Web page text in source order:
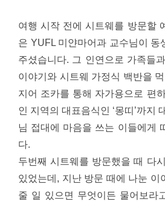
여행 시작 전에 시트웨를 방문할
은 YUFL 미얀마어과 교수님이 동
주셨습니다. 그 인연으로 가족들
이야기와 시트웨 가정식 백반을
지어 조카를 통해 자가용으로 편
인 지역의 대표음식인 ‘몽띠’까지
님 접대에 마음을 쓰는 이들에게
다.
두번째 시트웨를 방문했을 때 다
있었는데, 지난 방문 때에 나눈 이
줄 일 있으면 무엇이든 물어보라